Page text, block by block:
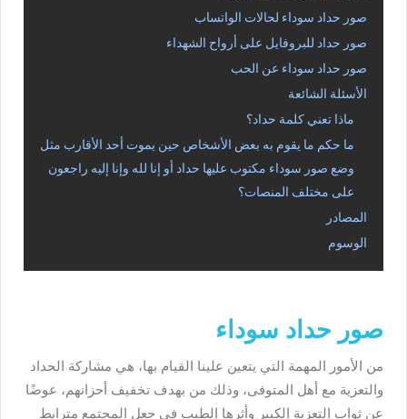
صور حداد سوداء لحالات الواتساب
صور حداد للبروفايل على أرواح الشهداء
صور حداد سوداء عن الحب
الأسئلة الشائعة
ماذا تعني كلمة حداد؟
ما حكم ما يقوم به بعض الأشخاص حين يموت أحد الأقارب مثل
وضع صور سوداء مكتوب عليها حداد أو إنا لله وإنا إليه راجعون
على مختلف المنصات؟
المصادر
الوسوم
صور حداد سوداء
من الأمور المهمة التي يتعين علينا القيام بها، هي مشاركة الحداد
والتعزية مع أهل المتوفى، وذلك من بهدف تخفيف أحزانهم، عوضًا
عن ثواب التعزية الكبير وأثرها الطيب في جعل المجتمع مترابط